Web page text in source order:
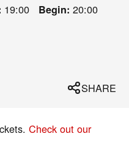
19:00 Begin: 20:00
SHARE
Check out our